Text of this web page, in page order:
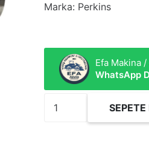
Marka: Perkins
Efa Makina /
WhatsApp
3642829
SEPETE